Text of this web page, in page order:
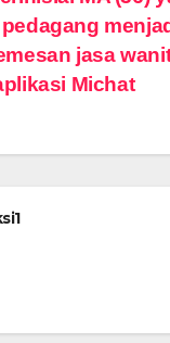
jasa
Michat